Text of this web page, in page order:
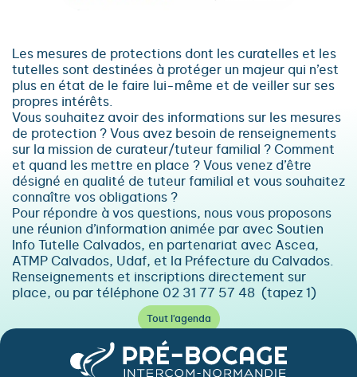
Les mesures de protections dont les curatelles et les
tutelles sont destinées à protéger un majeur qui n’est
plus en état de le faire lui-même et de veiller sur ses
propres intérêts.
Vous souhaitez avoir des informations sur les mesures
de protection ? Vous avez besoin de renseignements
sur la mission de curateur/tuteur familial ? Comment
et quand les mettre en place ? Vous venez d’être
désigné en qualité de tuteur familial et vous souhaitez
connaître vos obligations ?
Pour répondre à vos questions, nous vous proposons
une réunion d’information animée par avec Soutien
Info Tutelle Calvados, en partenariat avec Ascea,
ATMP Calvados, Udaf, et la Préfecture du Calvados.
Renseignements et inscriptions directement sur
place, ou par téléphone 02 31 77 57 48 (tapez 1)
Tout l'agenda